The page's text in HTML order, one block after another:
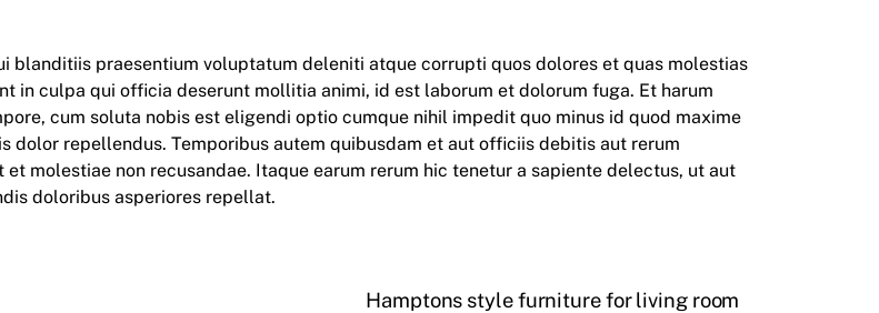
blanditiis praesentium voluptatum deleniti atque corrupti quos dolores et quas molestias
in culpa qui officia deserunt mollitia animi, id est laborum et dolorum fuga. Et harum
cum soluta nobis est eligendi optio cumque nihil impedit quo minus id quod maxime
dolor repellendus. Temporibus autem quibusdam et aut officiis debitis aut rerum
molestiae non recusandae. Itaque earum rerum hic tenetur a sapiente delectus, ut aut
doloribus asperiores repellat.
Hamptons style furniture for living room